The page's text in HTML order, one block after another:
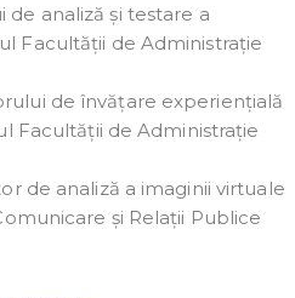
analiză și testare a
Facultății de Administrație
de învățare experiențială
Facultății de Administrație
de analiză a imaginii virtuale
și Relații Publice